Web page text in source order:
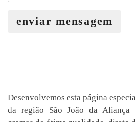
enviar mensagem
Desenvolvemos esta página
da região São João da Aliança